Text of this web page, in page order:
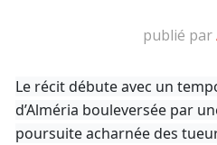
publié par
Le récit débute avec un
d’Alméria bouleversée par
poursuite acharnée des